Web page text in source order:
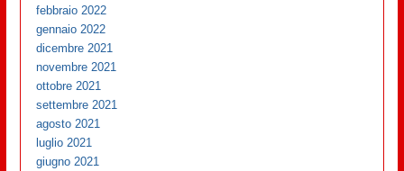
febbraio 2022
gennaio 2022
dicembre 2021
novembre 2021
ottobre 2021
settembre 2021
agosto 2021
luglio 2021
giugno 2021